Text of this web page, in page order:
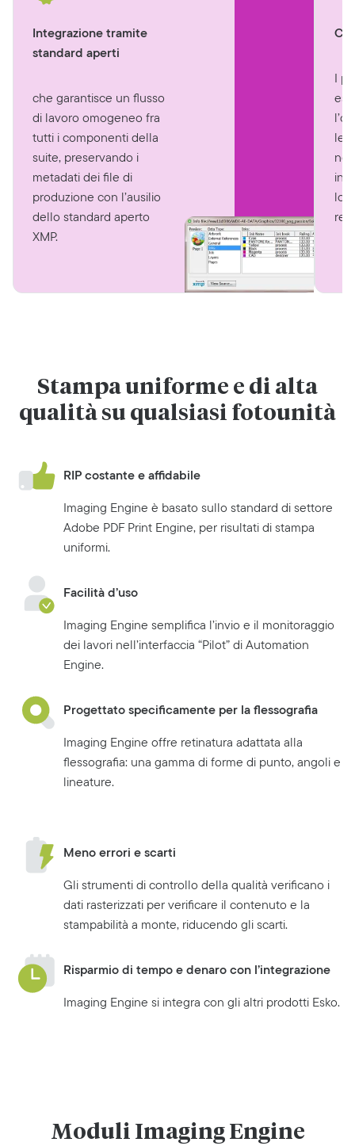
Integrazione tramite
standard aperti
che garantisce un flusso
di lavoro omogeneo fra
tutti i componenti della
suite, preservando i
metadati dei file di
produzione con l’ausilio
dello standard aperto
XMP.
I
le
Stampa uniforme e di alta
qualità su qualsiasi fotounità
RIP costante e affidabile
Imaging Engine è basato sullo standard di settore
Adobe PDF Print Engine, per risultati di stampa
uniformi.
Facilità d’uso
Imaging Engine semplifica l’invio e il monitoraggio
dei lavori nell’interfaccia “Pilot” di Automation
Engine.
Progettato specificamente per la flessografia
Imaging Engine offre retinatura adattata alla
flessografia: una gamma di forme di punto, angoli e
lineature.
Meno errori e scarti
Gli strumenti di controllo della qualità verificano i
dati rasterizzati per verificare il contenuto e la
stampabilità a monte, riducendo gli scarti.
Risparmio di tempo e denaro con l’integrazione
Imaging Engine si integra con gli altri prodotti Esko.
Moduli Imaging Engine